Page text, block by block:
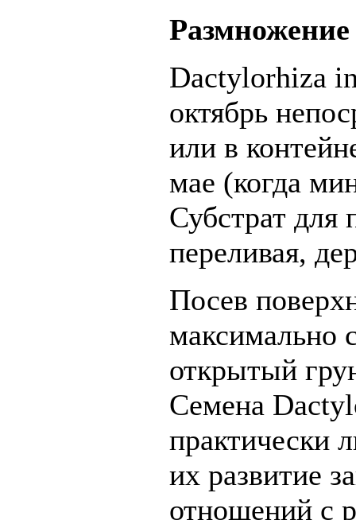
Размножение
Dactylorhiza
октябрь
или в
мае (когда
Субстрат для
переливая,
Посев
максимально
открытый
Семена
практически
их развитие
отношений с